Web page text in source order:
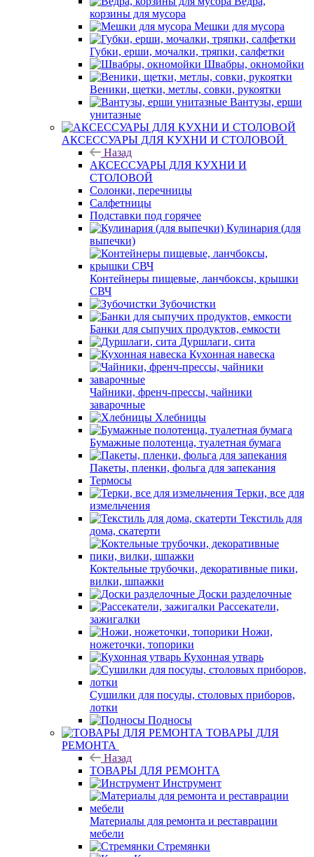
корзины для мусора
Мешки для мусора
Губки, ерши, мочалки, тряпки, салфетки
Швабры, окномойки
Веники, щетки, метлы, совки, рукоятки
Вантузы, ерши
унитазные
АКСЕССУАРЫ ДЛЯ КУХНИ И СТОЛОВОЙ
Назад
АКСЕССУАРЫ ДЛЯ КУХНИ И
СТОЛОВОЙ
Солонки, перечницы
Салфетницы
Подставки под горячее
Кулинария (для
выпечки)
Контейнеры пищевые, ланчбоксы, крышки
СВЧ
Зубочистки
Банки для сыпучих продуктов, емкости
Дуршлаги, сита
Кухонная навеска
Чайники, френч-прессы, чайники
заварочные
Хлебницы
Бумажные полотенца, туалетная бумага
Пакеты, пленки, фольга для запекания
Термосы
Терки, все для
измельчения
Текстиль для
дома, скатерти
Коктельные трубочки, декоративные пики,
вилки, шпажки
Доски разделочные
Рассекатели,
зажигалки
Ножи,
ножеточки, топорики
Кухонная утварь
Сушилки для посуды, столовых приборов,
лотки
Подносы
ТОВАРЫ ДЛЯ
РЕМОНТА
Назад
ТОВАРЫ ДЛЯ РЕМОНТА
Инструмент
Материалы для ремонта и реставрации
мебели
Стремянки